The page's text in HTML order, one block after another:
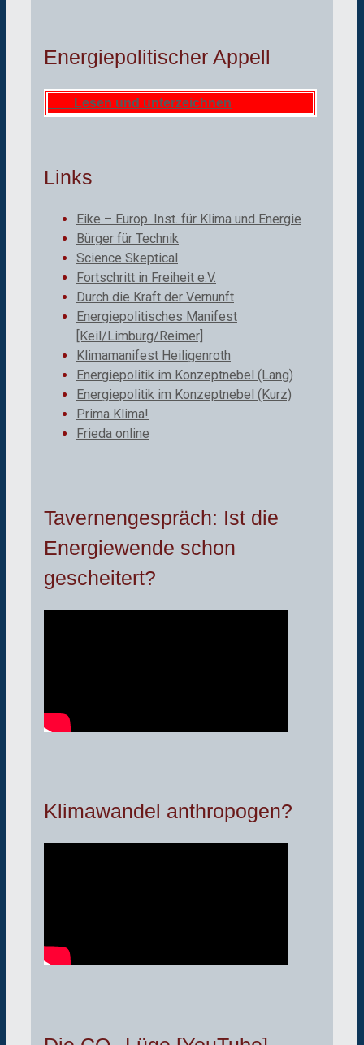
Energiepolitischer Appell
Lesen und unterzeichnen
Links
Eike – Europ. Inst. für Klima und Energie
Bürger für Technik
Science Skeptical
Fortschritt in Freiheit e.V.
Durch die Kraft der Vernunft
Energiepolitisches Manifest
[Keil/Limburg/Reimer]
Klimamanifest Heiligenroth
Energiepolitik im Konzeptnebel (Lang)
Energiepolitik im Konzeptnebel (Kurz)
Prima Klima!
Frieda online
Tavernengespräch: Ist die
Energiewende schon
gescheitert?
Klimawandel anthropogen?